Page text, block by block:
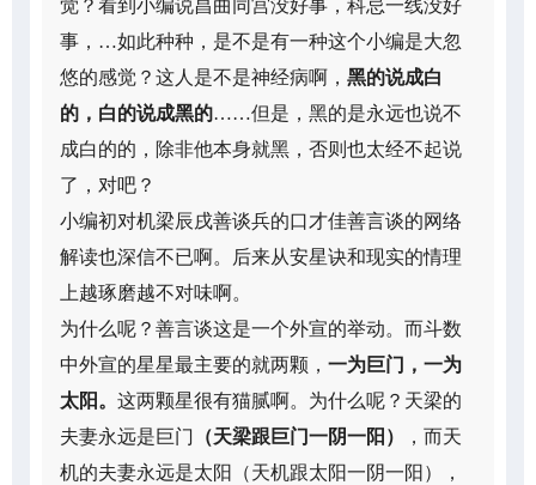
觉？看到小编说昌曲同宫没好事，科忌一线没好
事，…如此种种，是不是有一种这个小编是大忽
悠的感觉？这人是不是神经病啊， 黑的说成白
的，白的说成黑的……但是，黑的是永远也说不
成白的的，除非他本身就黑，否则也太经不起说
了，对吧？
小编初对机梁辰戌善谈兵的口才佳善言谈的网络
解读也深信不已啊。后来从安星诀和现实的情理
上越琢磨越不对味啊。
为什么呢？善言谈这是一个外宣的举动。而斗数
中外宣的星星最主要的就两颗， 一为巨门，一为
太阳。 这两颗星很有猫腻啊。为什么呢？天梁的
夫妻永远是巨门
（天梁跟巨门一阴一阳）
，而天
机的夫妻永远是太阳（天机跟太阳一阴一阳），